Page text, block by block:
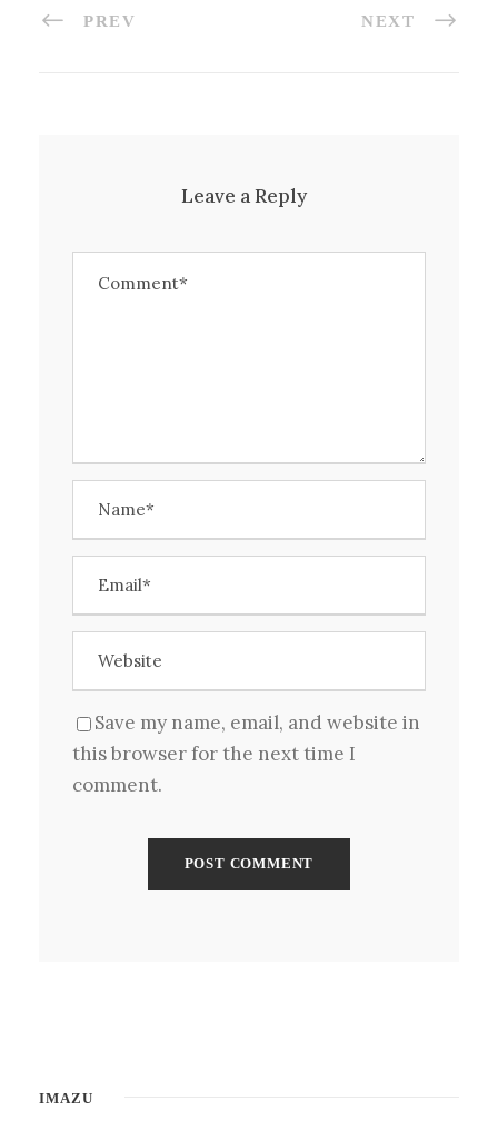
PREV NEXT
Leave a Reply
Save my name, email, and website in
this browser for the next time I
comment.
IMAZU